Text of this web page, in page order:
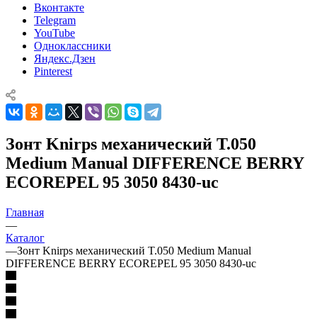
Вконтакте
Telegram
YouTube
Одноклассники
Яндекс.Дзен
Pinterest
Зонт Knirps механический T.050
Medium Manual DIFFERENCE BERRY
ECOREPEL 95 3050 8430-uc
Главная
—
Каталог
—Зонт Knirps механический T.050 Medium Manual
DIFFERENCE BERRY ECOREPEL 95 3050 8430-uc